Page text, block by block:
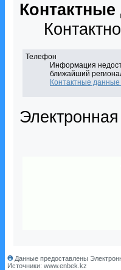
Телефон
Информация
ближайший
Контактные
Данные предоставлены
Источники: www.enbek.kz